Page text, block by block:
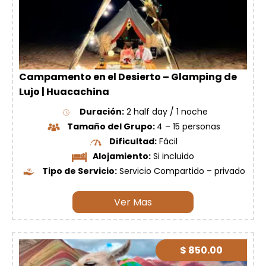
Campamento en el Desierto – Glamping de
Lujo | Huacachina
Duración:2 half day / 1 noche
Tamaño del Grupo: 4 – 15 personas
Dificultad: Fácil
Alojamiento: Si incluido
Tipo de Servicio:Servicio Compartido – privado
Ver Mas
$ 850.00